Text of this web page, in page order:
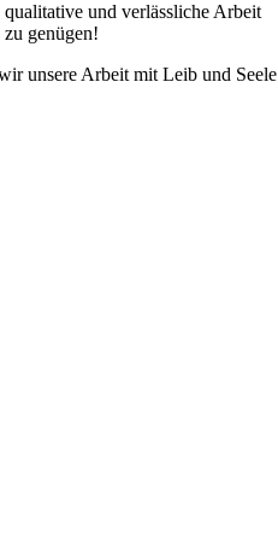
und verlässliche Arbeit
genügen!
unsere Arbeit mit Leib und Seele